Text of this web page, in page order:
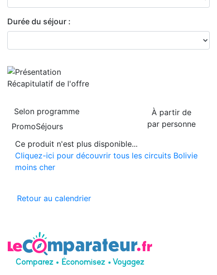
Durée du séjour :
Récapitulatif de l'offre
À partir de
par personne
Selon programme
PromoSéjours
Ce produit n'est plus disponible...
Cliquez-ici pour découvrir tous les circuits Bolivie
moins cher
Retour au calendrier